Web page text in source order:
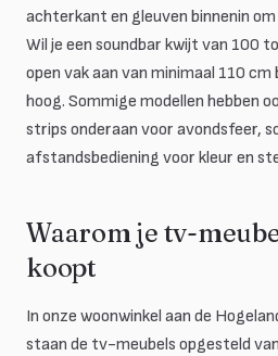
achterkant en gleuven binnenin
Wil je een soundbar kwijt van 100
open vak aan van minimaal 110
hoog. Sommige modellen hebben
strips onderaan voor avondsfeer,
afstandsbediening voor kleur en
Waarom je tv-
koopt
In onze woonwinkel aan de
staan de tv-meubels opgesteld